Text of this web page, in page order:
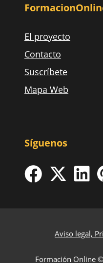
El proyecto
Contacto
Suscríbete
Mapa Web
Síguenos
Aviso legal,
Formación Online